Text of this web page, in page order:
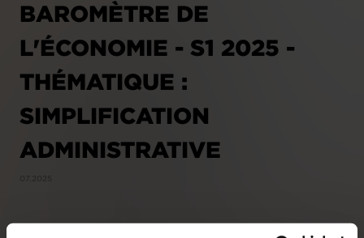
BAROMÈTRE DE
L'ÉCONOMIE - S1 2025 -
THÉMATIQUE :
SIMPLIFICATION
ADMINISTRATIVE